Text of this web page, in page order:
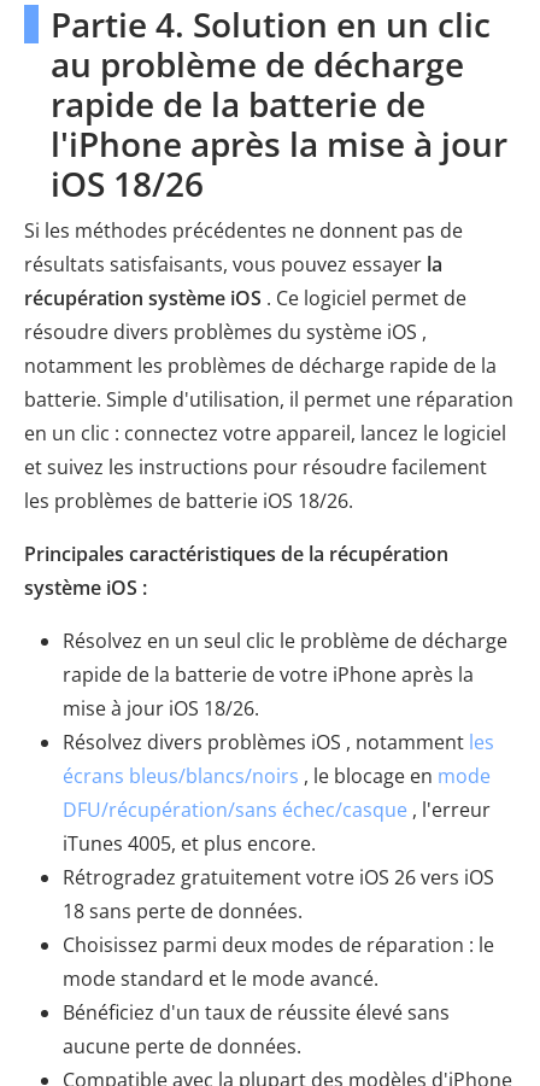
Partie 4. Solution en un clic
au problème de décharge
rapide de la batterie de
l'iPhone après la mise à jour
iOS 18/26
Si les méthodes précédentes ne donnent pas de
résultats satisfaisants, vous pouvez essayer la
récupération système iOS . Ce logiciel permet de
résoudre divers problèmes du système iOS ,
notamment les problèmes de décharge rapide de la
batterie. Simple d'utilisation, il permet une réparation
en un clic : connectez votre appareil, lancez le logiciel
et suivez les instructions pour résoudre facilement
les problèmes de batterie iOS 18/26.
Principales caractéristiques de la récupération
système iOS :
Résolvez en un seul clic le problème de décharge
rapide de la batterie de votre iPhone après la
mise à jour iOS 18/26.
Résolvez divers problèmes iOS , notamment les
écrans bleus/blancs/noirs , le blocage en mode
DFU/récupération/sans échec/casque , l'erreur
iTunes 4005, et plus encore.
Rétrogradez gratuitement votre iOS 26 vers iOS
18 sans perte de données.
Choisissez parmi deux modes de réparation : le
mode standard et le mode avancé.
Bénéficiez d'un taux de réussite élevé sans
aucune perte de données.
Compatible avec la plupart des modèles d'iPhone